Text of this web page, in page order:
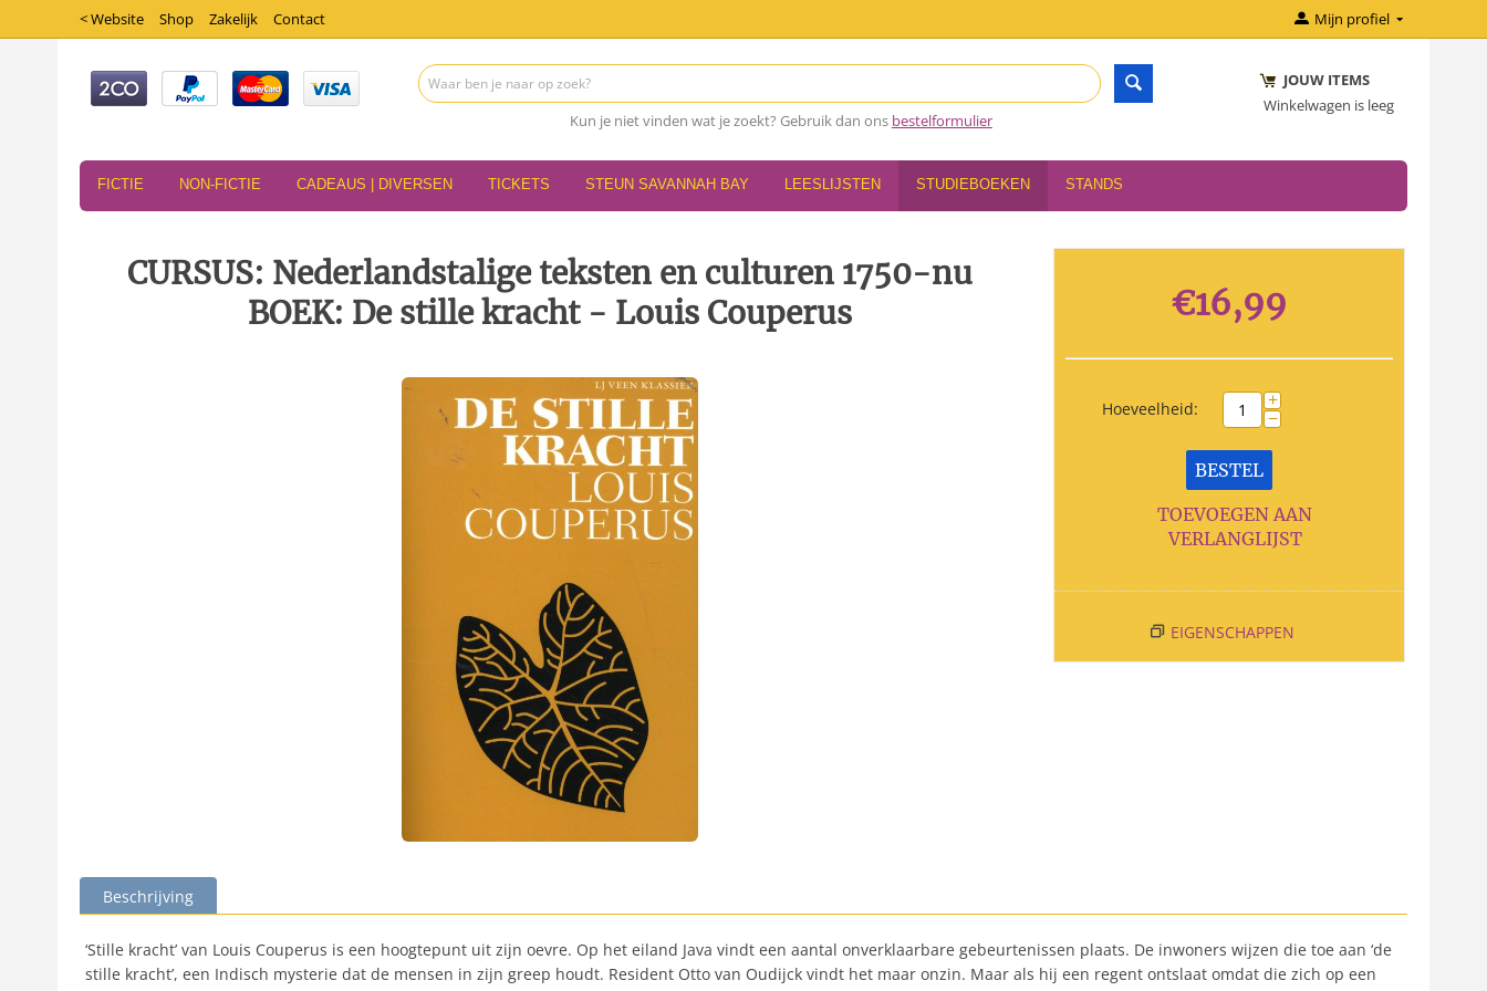
< Website Shop Zakelijk Contact Mijn profiel
Kun je niet vinden wat je zoekt? Gebruik dan ons bestelformulier
JOUW ITEMS
Winkelwagen is leeg
FICTIE NON-FICTIE CADEAUS | DIVERSEN TICKETS STEUN SAVANNAH BAY LEESLIJSTEN STUDIEBOEKEN STANDS
CURSUS: Nederlandstalige teksten en culturen 1750-nu
BOEK: De stille kracht - Louis Couperus
€16,99
Hoeveelheid: +
−
BESTEL
TOEVOEGEN AAN
VERLANGLIJST
EIGENSCHAPPEN
Beschrijving
‘Stille kracht’ van Louis Couperus is een hoogtepunt uit zijn oevre. Op het eiland Java vindt een aantal onverklaarbare gebeurtenissen plaats. De inwoners wijzen die toe aan ‘de
stille kracht’, een Indisch mysterie dat de mensen in zijn greep houdt. Resident Otto van Oudijck vindt het maar onzin. Maar als hij een regent ontslaat omdat die zich op een